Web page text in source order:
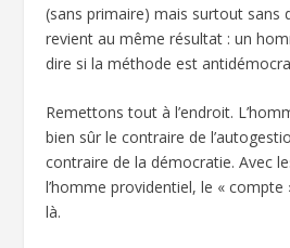
(sans primaire) mais surtout sans
revient au même résultat : un
dire si la méthode est
Remettons tout à l’endroit.
bien sûr le contraire de
contraire de la démocratie. Avec
l’homme providentiel, le « compte
là.